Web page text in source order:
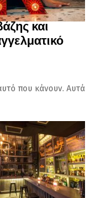
και
που κάνουν. Αυτά